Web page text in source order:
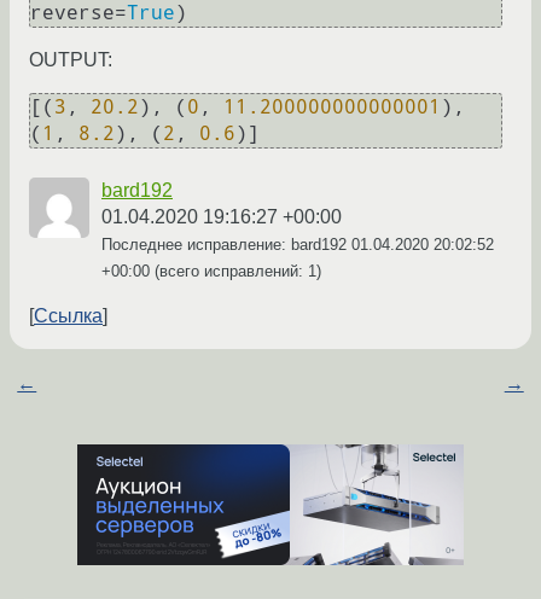
reverse=True
OUTPUT:
[( 3 , 20.2), ( 0 , 11.200000000000001 ),
( 1 , 8.2), ( 2 , 0.6
bard192
01.04.2020 19:16:27 +00:00
Последнее исправление: bard192 01.04.2020 20:02:52
+00:00 (всего исправлений: 1)
Ссылка
← →